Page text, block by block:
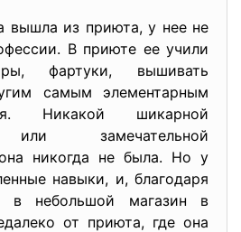
из приюта, у нее не
В приюте ее учили
фартуки, вышивать
самым элементарным
Никакой шикарной
или замечательной
никогда не была. Но у
навыки, и, благодаря
в небольшой магазин в
от приюта, где она